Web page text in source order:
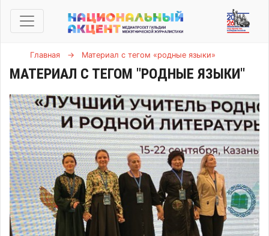
Главная → Материал с тегом «родные языки»
МАТЕРИАЛ С ТЕГОМ "РОДНЫЕ ЯЗЫКИ"